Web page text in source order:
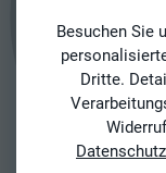
Besuchen Sie
Dritte.